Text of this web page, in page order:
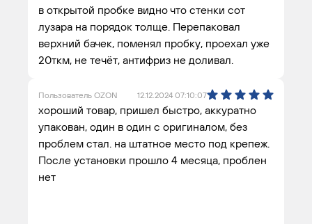
в открытой пробке видно что стенки сот
лузара на порядок толще. Перепаковал
верхний бачек, поменял пробку, проехал уже
20ткм, не течёт, антифриз не доливал.
Пользователь OZON 12.12.2024 07:10:07
хороший товар, пришел быстро, аккуратно
упакован, один в один с оригиналом, без
проблем стал. на штатное место под крепеж.
После установки прошло 4 месяца, проблен
нет